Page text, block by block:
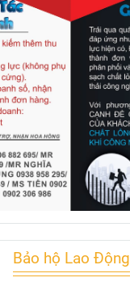
Bảo hộ Lao Động